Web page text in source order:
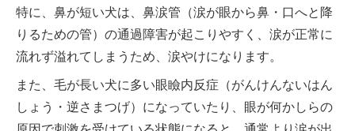
特に、鼻が短い犬は、鼻涙管（涙が眼から鼻・口へと降
りるための管）の通過障害が起こりやすく、涙が正常に
流れず溢れてしまうため、涙やけになります。
また、毛が長い犬に多い眼瞼内反症（がんけんないはん
しょう・逆さまつげ）になっていたり、眼が何かしらの